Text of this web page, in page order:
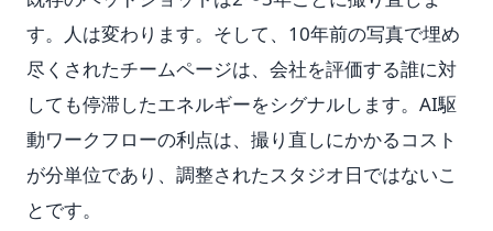
す。人は変わります。そして、10年前の写真で埋め
尽くされたチームページは、会社を評価する誰に対
しても停滞したエネルギーをシグナルします。AI駆
動ワークフローの利点は、撮り直しにかかるコスト
が分単位であり、調整されたスタジオ日ではないこ
とです。